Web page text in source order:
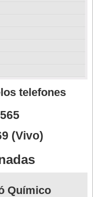
telefones
(Vivo)
Químico